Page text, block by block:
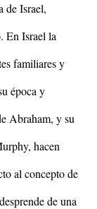
de Israel,
En Israel la
familiares y
época y
Abraham, y su
hacen
al concepto de
de una